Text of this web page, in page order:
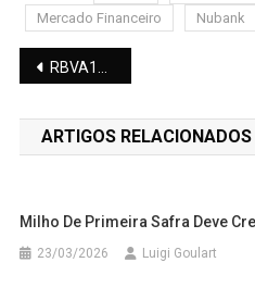
Mercado Financeiro
Nubank
Navegação
de
Post
RBVA11 lucra R$ 3,86 milhões com venda de imóvel locado para a Caixa Econômica
ARTIGOS RELACIONADOS
Milho De Primeira Safra Deve
23/03/2026 Luigi Goulart